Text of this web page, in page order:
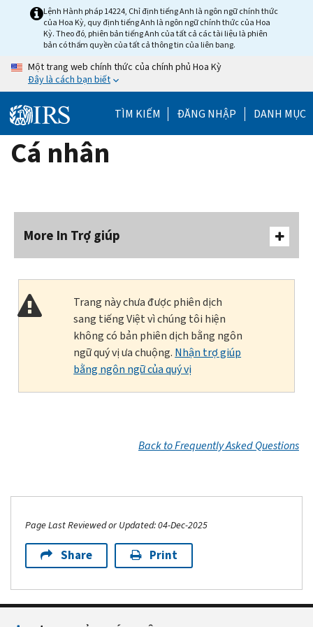
Lệnh Hành pháp 14224, Chỉ định tiếng Anh là ngôn ngữ chính thức
của Hoa Kỳ, quy định tiếng Anh là ngôn ngữ chính thức của Hoa
Kỳ. Theo đó, phiên bản tiếng Anh của tất cả các tài liệu là phiên
bản có thẩm quyền của tất cả thông tin của liên bang.
Một trang web chính thức của chính phủ Hoa Kỳ
Đây là cách bạn biết
TÌM KIẾM ĐĂNG NHẬP DANH MỤC
Cá nhân
More In Trợ giúp
Trang này chưa được phiên dịch
sang tiếng Việt vì chúng tôi hiện
không có bản phiên dịch bằng ngôn
ngữ quý vị ưa chuộng. Nhận trợ giúp
bằng ngôn ngữ của quý vị
Back to Frequently Asked Questions
Page Last Reviewed or Updated: 04-Dec-2025
Share Print